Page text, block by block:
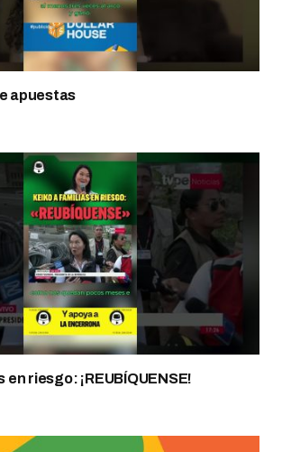
apuestas
en riesgo: ¡REUBÍQUENSE!